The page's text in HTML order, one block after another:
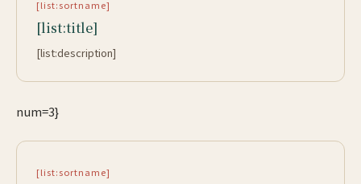
[list:sortname]
[list:title]
[list:description]
num=3}
[list:sortname]